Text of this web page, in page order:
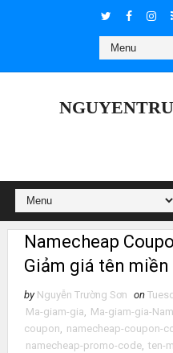
Namecheap
Giảm giá tên miền
by Nguyễn Trường Sơn on
Ma-giam-gia, Ma-giam-gia-
coupon, namecheap-coupon-
namecheap-promo-code, ten-